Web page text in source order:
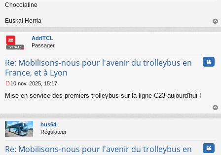
g
n
o
n
l
u
Chocolatine
Euskal Herria
au
AdriTCL
Passager
Re: Mobilisons-nous pour l'avenir du trolleybus en
France, et à Lyon
e
a
g
e
o
10 nov. 2025, 15:17
Mise en service des premiers trolleybus sur la ligne C23 aujourd'hui !
au
bus64
Régulateur
Re: Mobilisons-nous pour l'avenir du trolleybus en